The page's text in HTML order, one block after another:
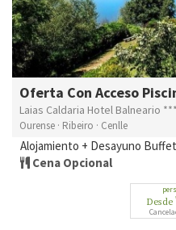
Oferta Con Acceso
Laias Caldaria Hotel Balneario
Ourense · Ribeiro · Cenlle
Alojamiento + Desayuno
Cena Opcional
Desde